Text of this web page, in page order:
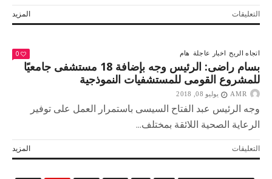
مغلقة
المزيد التعليقاتعلى
«دار
تفتتح
معرض
الكتاب
بالإسكندرية
للعام
الثانى
التوالي
مغلقة
اتجاه الريح اخبار عاجلة هام 0
بسام راضى: الرئيس وجه بإضافة 18 مستشفى جامعيًا
للمشروع القومى للمستشفيات النموذجية
AMR يوليو 08, 2018
وجه الرئيس عبد الفتاح السيسى باستمرار العمل على توفير
الرعاية الصحية اللائقة بمختلف...
المزيد التعليقاتعلى
بسام